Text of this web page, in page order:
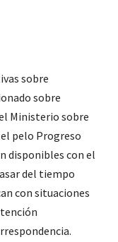
sobre
sobre
Ministerio sobre
pelo Progreso
disponibles con el
del tiempo
con situaciones